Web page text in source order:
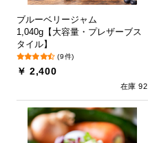
ブルーベリージャム
1,040g【大容量・プレザーブス
タイル】
(9件)
￥ 2,400
在庫 92